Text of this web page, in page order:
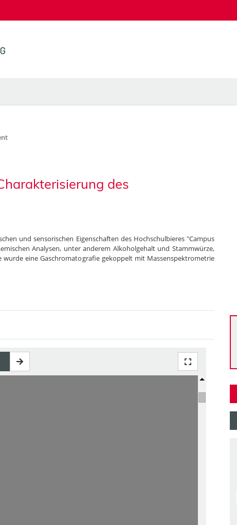
des
und sensorischen Eigenschaften des Hochschulbieres "Campus
Analysen, unter anderem Alkoholgehalt und Stammwürze,
eine Gaschromatografie gekoppelt mit Massenspektrometrie